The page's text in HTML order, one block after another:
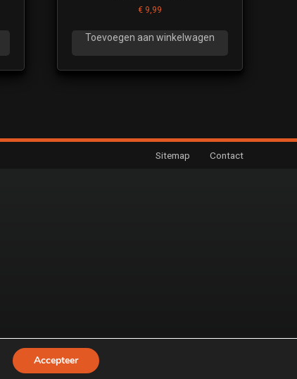
€9,99
Toevoegen aan winkelwagen
Sitemap Contact
Accepteer